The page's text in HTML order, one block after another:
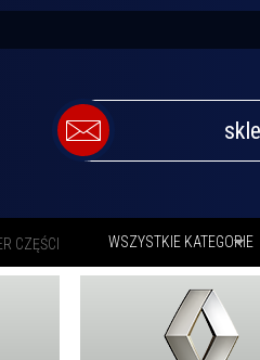
WSZYSTKIE KATEGORIE